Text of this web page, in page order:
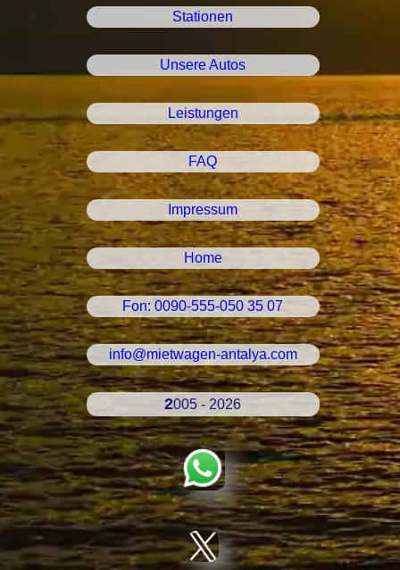
Stationen
Unsere Autos
Leistungen
FAQ
Impressum
Home
Fon: 0090-555-050 35 07
info@mietwagen-antalya.com
2005 - 2026